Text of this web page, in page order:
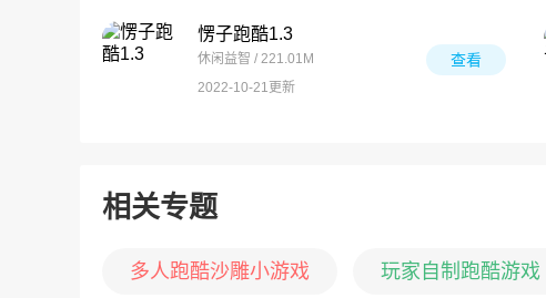
愣子跑酷1.3
休闲益智 / 221.01M
2022-10-21更新
查看
相关专题
多人跑酷沙雕小游戏 玩家自制跑酷游戏